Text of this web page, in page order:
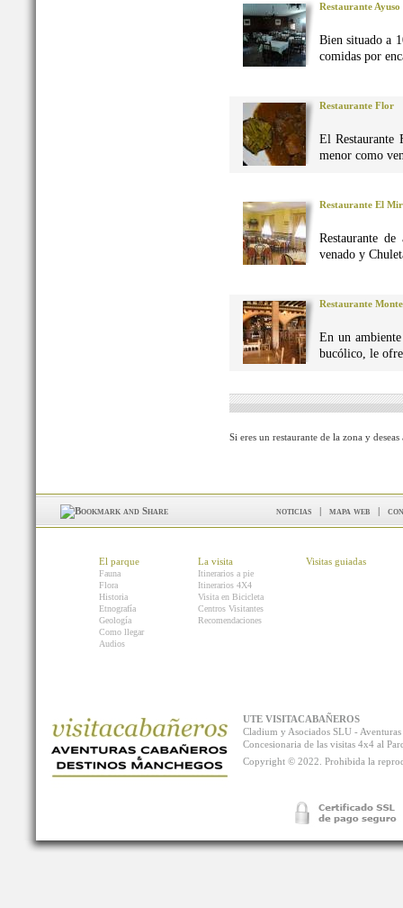
Restaurante Ayuso
Bien situado a
comidas por
Restaurante Flor
El Restaurante
menor como
Restaurante El
Restaurante
venado y
Restaurante
En un
bucólico, le
Si eres un restaurante de la zona y
noticias | mapa web |
El parque
Fauna
Flora
Historia
Etnografía
Geología
Como llegar
Audios
La visita
Itinerarios a pie
Itinerarios 4X4
Visita en Bicicleta
Centros Visitantes
Recomendaciones
Visitas guiadas
UTE VISITACABAÑEROS
Cladium y Asociados SLU -
Concesionaria de las visitas 4x4 al
Copyright © 2022. Prohibida la